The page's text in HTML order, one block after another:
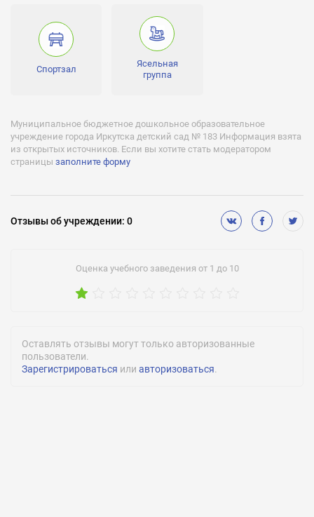
Спортзал
Ясельная
группа
Муниципальное бюджетное дошкольное образовательное
учреждение города Иркутска детский сад № 183 Информация взята
из открытых источников. Если вы хотите стать модератором
страницы заполните форму
Отзывыоб учреждении: 0
Оценка учебного заведения от 1 до 10
Оставлять отзывы могут только авторизованные
пользователи.
Зарегистрироваться или авторизоваться.